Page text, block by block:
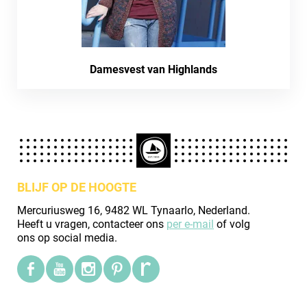
Damesvest van Highlands
BLIJF OP DE HOOGTE
Mercuriusweg 16, 9482 WL Tynaarlo, Nederland.
Heeft u vragen, contacteer ons per e-mail of volg
ons op social media.